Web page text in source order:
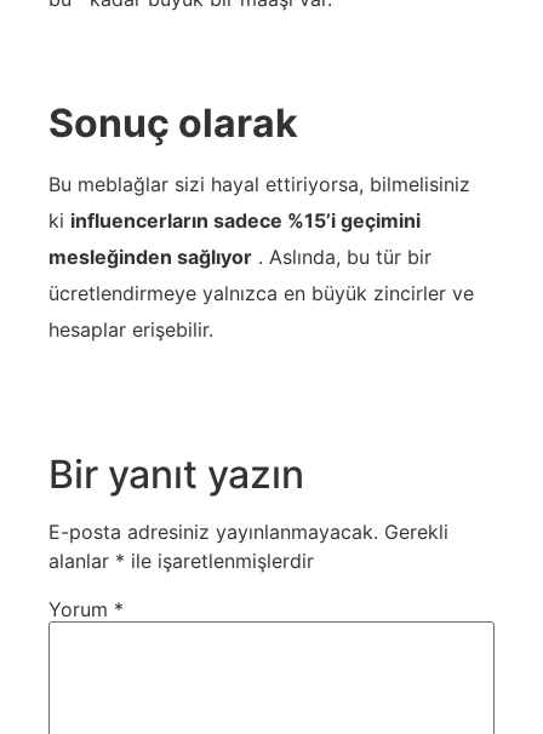
Sonuç olarak
Bu meblağlar sizi hayal ettiriyorsa, bilmelisiniz
ki influencerların sadece %15’i geçimini
mesleğinden sağlıyor . Aslında, bu tür bir
ücretlendirmeye yalnızca en büyük zincirler ve
hesaplar erişebilir.
Bir yanıt yazın
E-posta adresiniz yayınlanmayacak. Gerekli
alanlar * ile işaretlenmişlerdir
Yorum *